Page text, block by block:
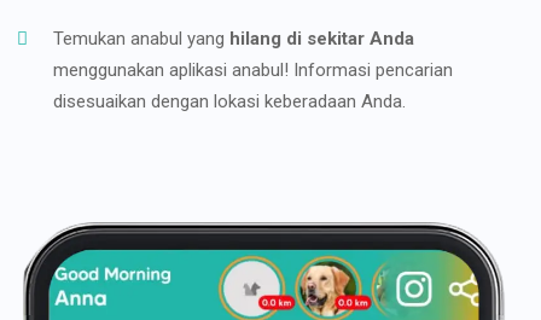
Temukan anabul yang hilang di sekitar Anda
menggunakan aplikasi anabul! Informasi pencarian
disesuaikan dengan lokasi keberadaan Anda.